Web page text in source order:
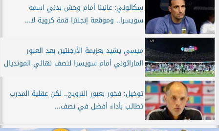
سكالوني: عانينا أمام وحش بدني اسمه
سويسرا.. وموقعة إنجلترا قمة كروية لا...
ميسي يشيد بعزيمة الأرجنتين بعد العبور
الماراثوني أمام سويسرا لنصف نهائي المونديال
توخيل: فخور بعبور النرويج.. لكن عقلية المدرب
تطالب بأداء أفضل في نصف...